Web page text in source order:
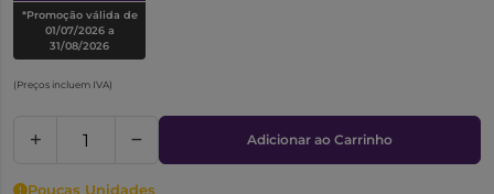
*Promoção válida de
01/07/2026 a
31/08/2026
(Preços incluem IVA)
Adicionar ao Carrinho
Poucas Unidades